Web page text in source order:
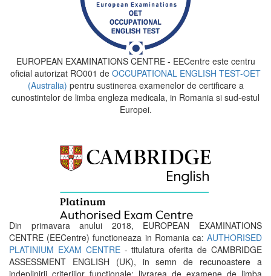
EUROPEAN EXAMINATIONS CENTRE - EECentre este centru
oficial autorizat RO001 de OCCUPATIONAL ENGLISH TEST-OET
(Australia) pentru sustinerea examenelor de certificare a
cunostintelor de limba engleza medicala, in Romania si sud-estul
Europei.
Din primavara anului 2018, EUROPEAN EXAMINATIONS
CENTRE (EECentre) functioneaza in Romania ca: AUTHORISED
PLATINIUM EXAM CENTRE- titulatura oferita de CAMBRIDGE
ASSESSMENT ENGLISH (UK), in semn de recunoastere a
indeplinirii criteriilor functionale: livrarea de examene de limba